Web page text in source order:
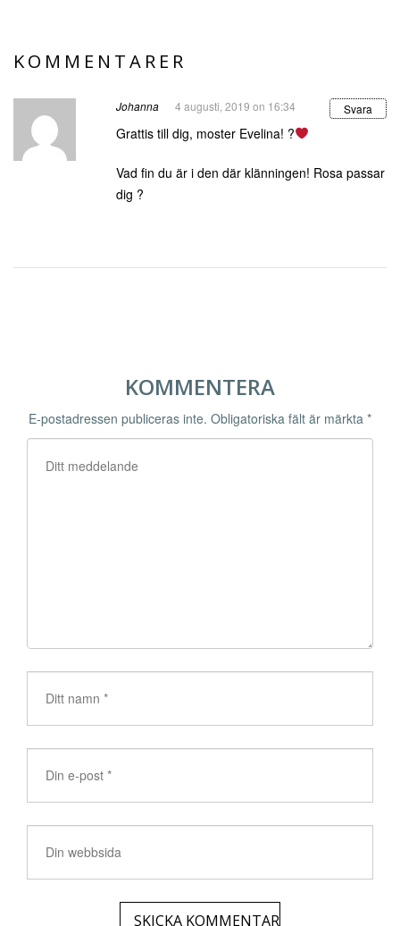
KOMMENTARER
Johanna 4 augusti, 2019 on 16:34 Svara
Grattis till dig, moster Evelina! ?
Vad fin du är i den där klänningen! Rosa passar
dig ?
KOMMENTERA
E-postadressen publiceras inte. Obligatoriska fält är märkta *